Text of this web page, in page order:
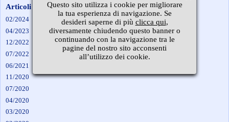
Articoli per mese
02/2024
04/2023
12/2022
07/2022
06/2021
11/2020
07/2020
04/2020
03/2020
Questo sito utilizza i cookie per migliorare
la tua esperienza di navigazione. Se
desideri saperne di più clicca qui,
diversamente chiudendo questo banner o
continuando con la navigazione tra le
pagine del nostro sito acconsenti
all’utilizzo dei cookie.